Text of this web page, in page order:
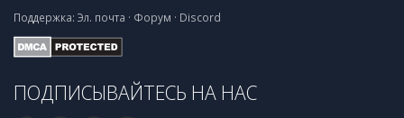
Поддержка: Эл. почта · Форум · Discord
ПОДПИСЫВАЙТЕСЬ НА НАС